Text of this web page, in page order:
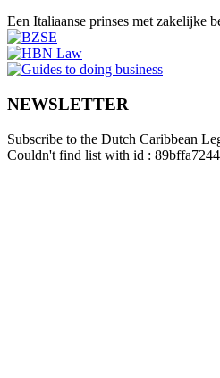
Een Italiaanse prinses met zakelijke
NEWSLETTER
Subscribe to the Dutch Caribbean
Couldn't find list with id : 89bffa7244